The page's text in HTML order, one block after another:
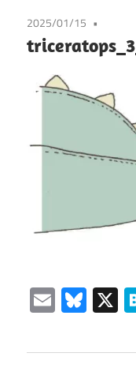
2025/01/15
Email X